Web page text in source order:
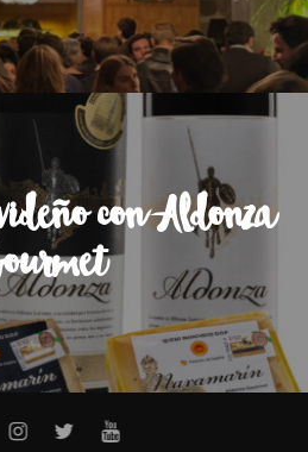
con Aldonza